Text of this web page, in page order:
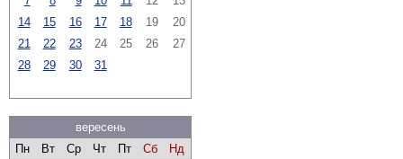
14
15 16 17 18 19
20
21
22 23 24 25 26
27
28
29 30 31
вересень
Пн
Вт Ср Чт Пт Сб
Нд